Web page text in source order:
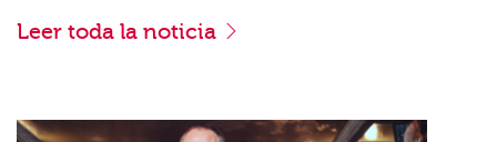
Leer toda la noticia